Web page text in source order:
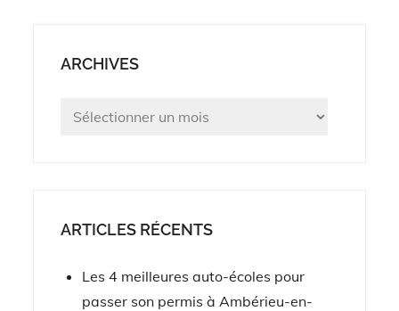
ARCHIVES
Archives
ARTICLES RÉCENTS
Les 4 meilleures auto-écoles pour
passer son permis à Ambérieu-en-